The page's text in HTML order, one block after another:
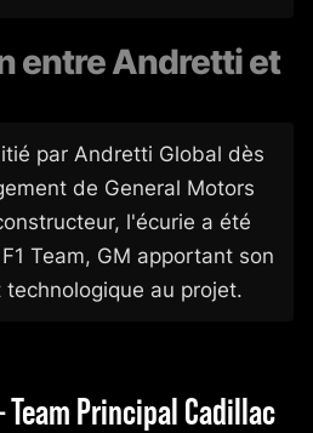
entre Andretti et
par Andretti Global dès
de General Motors
l'écurie a été
Team, GM apportant son
au projet.
Team Principal Cadillac